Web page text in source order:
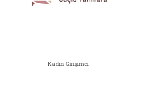
Kadın Girişimci